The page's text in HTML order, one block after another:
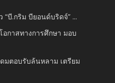
“บี.กริม บียอนด์บริดจ์” ...
อกาสทางการศึกษา มอบ
มตอบรับล้นหลาม เตรียม